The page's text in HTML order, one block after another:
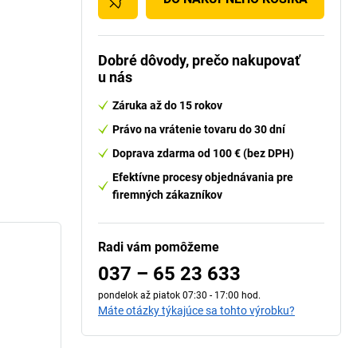
Dobré dôvody, prečo nakupovať
u nás
Záruka až do 15 rokov
Právo na vrátenie tovaru do 30 dní
Doprava zdarma od 100 € (bez DPH)
Efektívne procesy objednávania pre
firemných zákazníkov
Radi vám pomôžeme
037 – 65 23 633
pondelok až piatok 07:30 - 17:00 hod.
Máte otázky týkajúce sa tohto výrobku?